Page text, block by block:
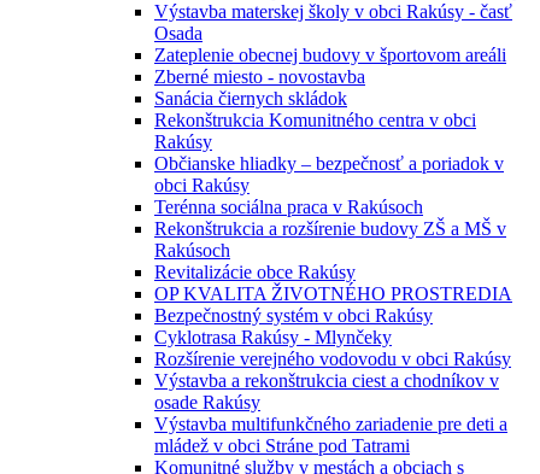
Výstavba materskej školy v obci Rakúsy - časť
Osada
Zateplenie obecnej budovy v športovom areáli
Zberné miesto - novostavba
Sanácia čiernych skládok
Rekonštrukcia Komunitného centra v obci
Rakúsy
Občianske hliadky – bezpečnosť a poriadok v
obci Rakúsy
Terénna sociálna praca v Rakúsoch
Rekonštrukcia a rozšírenie budovy ZŠ a MŠ v
Rakúsoch
Revitalizácie obce Rakúsy
OP KVALITA ŽIVOTNÉHO PROSTREDIA
Bezpečnostný systém v obci Rakúsy
Cyklotrasa Rakúsy - Mlynčeky
Rozšírenie verejného vodovodu v obci Rakúsy
Výstavba a rekonštrukcia ciest a chodníkov v
osade Rakúsy
Výstavba multifunkčného zariadenie pre deti a
mládež v obci Stráne pod Tatrami
Komunitné služby v mestách a obciach s